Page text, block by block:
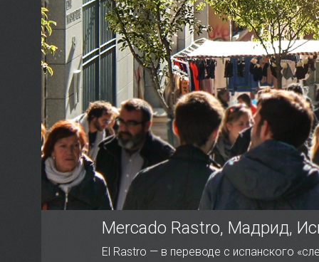
Mercado Rastro, Мадрид,
El Rastro — в переводе с испанского